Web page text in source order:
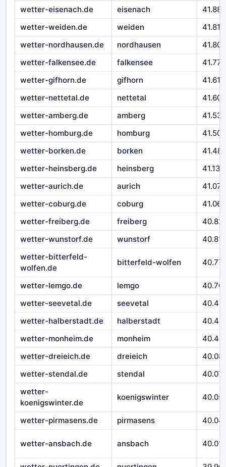
wetter-eisenach.de
eisenach
41.884
wetter-weiden.de
weiden
41.817
wetter-nordhausen.de
nordhausen
41.800
wetter-falkensee.de
falkensee
41.777
wetter-gifhorn.de
gifhorn
41.617
wetter-nettetal.de
nettetal
41.605
wetter-amberg.de
amberg
41.535
wetter-homburg.de
homburg
41.504
wetter-borken.de
borken
wetter-heinsberg.de
heinsberg
41.138
wetter-aurich.de
aurich
41.075
wetter-coburg.de
coburg
41.062
wetter-freiberg.de
freiberg
wetter-wunstorf.de
wunstorf
40.819
wetter-bitterfeld-
wolfen.de
bitterfeld-wolfen
wetter-lemgo.de lemgo
wetter-seevetal.de
seevetal
wetter-halberstadt.de
halberstadt
wetter-monheim.de
monheim
wetter-dreieich.de
dreieich
wetter-stendal.de
stendal
wetter-
koenigswinter.de
koenigswinter
wetter-pirmasens.de pirmasens
wetter-ansbach.de ansbach 40.010